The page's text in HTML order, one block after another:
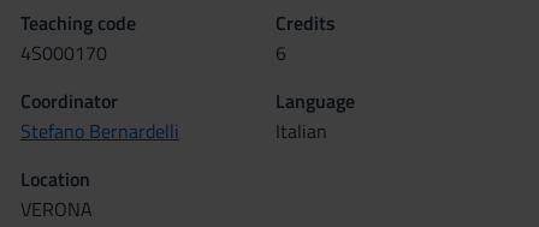
Teaching code
4S000170
Credits
6
Coordinator
Stefano Bernardelli
Language
Italian
Location
VERONA